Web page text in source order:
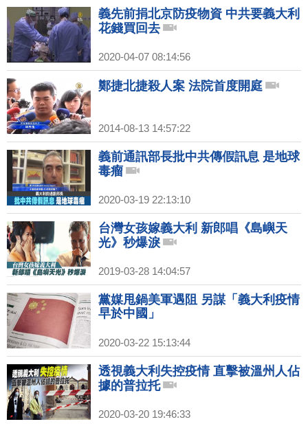
義先前捐北京防疫物資 中共要義大利
花錢買回去
2020-04-07 08:14:56
鄭捷北捷殺人案 法院首度開庭
2014-08-13 14:57:22
義前通訊部長批中共傳假訊息 是地球
毒瘤
2020-03-19 22:13:10
台灣女孩嫁義大利 新郎唱《島嶼天
光》秒爆淚
2019-03-28 14:04:57
黨媒甩鍋美軍遇阻 另謀「義大利疫情
早於中國」
2020-03-22 15:13:44
透視義大利失控疫情 直擊被溫州人佔
據的普拉托
2020-03-20 19:46:33